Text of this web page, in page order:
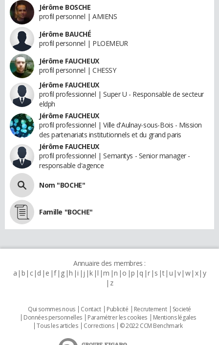
Jérôme BOSCHE
profil personnel | AMIENS
Jérôme BAUCHÉ
profil personnel | PLOEMEUR
Jérôme FAUCHEUX
profil personnel | CHESSY
Jérôme FAUCHEUX
profil professionnel | Super U - Responsable de secteur
eldph
Jérôme FAUCHEUX
profil professionnel | Ville d'Aulnay-sous-Bois - Mission
des partenariats institutionnels et du grand paris
Jérôme FAUCHEUX
profil professionnel | Semantys - Senior manager -
responsable d'agence
Nom "BOCHE"
Famille "BOCHE"
Annuaire des membres :
a b c d e f g h i j k l m n o p q r s t u v w x y
z
Qui sommes nous Contact Publicité Recrutement
Societé
Données personnelles
Paramétrer les cookies
Mentions légales
Tous les articles
Corrections © 2022 CCM Benchmark